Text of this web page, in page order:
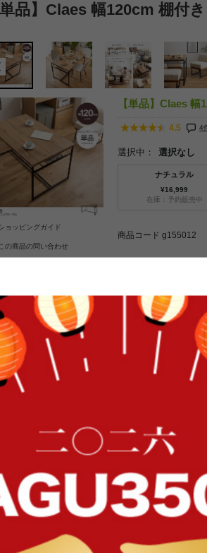
単品】Claes 幅120cm 棚付
ョッピングガイド
この商品の問い合わせ
お気に入りに登録する
【単品】Claes
4.5 4
選択中： 選択なし
ナチュラル
¥16,999
在庫：予約販売中
商品コード g155012
幅120 ダイニングテ
れ おすすめ 収納 棚
ラック スチール 黒
人 3人 2人暮らし フ
食卓とくつろぎ、ど
感じる木目調の天板
いた空間を演出しま
ど限られた空間にも
すっきり片付けてく